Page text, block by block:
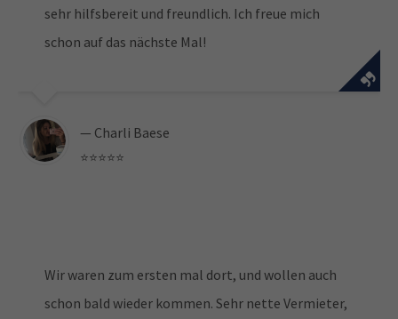
sehr hilfsbereit und freundlich. Ich freue mich
schon auf das nächste Mal!
— Charli Baese
⭐️⭐️⭐️⭐️⭐️
Wir waren zum ersten mal dort, und wollen auch
schon bald wieder kommen. Sehr nette Vermieter,